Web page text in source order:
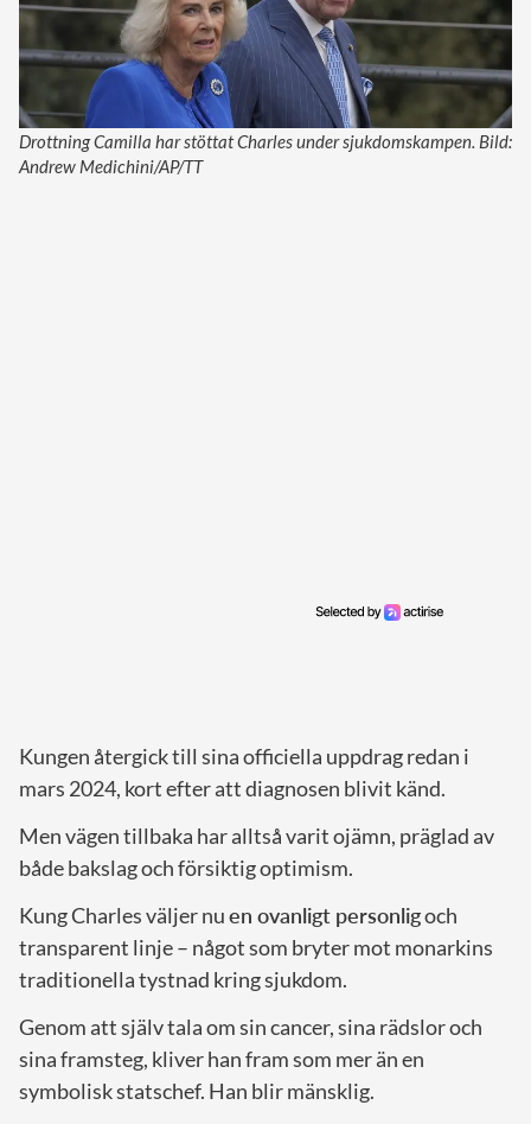
Drottning Camilla har stöttat Charles under sjukdomskampen. Bild:
Andrew Medichini/AP/TT
Kungen återgick till sina officiella uppdrag redan i
mars 2024, kort efter att diagnosen blivit känd.
Men vägen tillbaka har alltså varit ojämn, präglad av
både bakslag och försiktig optimism.
Kung Charles väljer nuen ovanligt personligoch
transparent linje – något som bryter mot monarkins
traditionella tystnad kring sjukdom.
Genom att själv tala om sin cancer, sina rädslor och
sina framsteg, kliver han fram som mer än en
symbolisk statschef. Han blir mänsklig.